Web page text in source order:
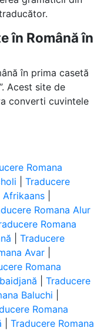
în Română în
în prima casetă
Acest site de
converti cuvintele
Romana
Traducere
Afrikaans|
Romana Alur
Romana
Traducere
Avar|
Romana
Traducere
Baluchi
Romana
Traducere Romana